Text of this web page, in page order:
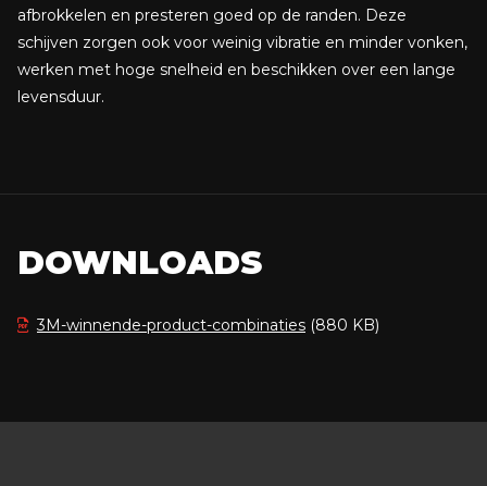
afbrokkelen en presteren goed op de randen. Deze
schijven zorgen ook voor weinig vibratie en minder vonken,
werken met hoge snelheid en beschikken over een lange
levensduur.
DOWNLOADS
3M-winnende-product-combinaties (880 KB)